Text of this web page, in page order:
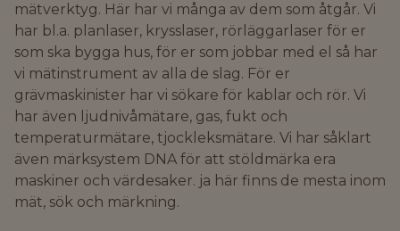
mätverktyg. Här har vi många av dem som åtgår. Vi
har bl.a. planlaser, krysslaser, rörläggarlaser för er
som ska bygga hus, för er som jobbar med el så har
vi mätinstrument av alla de slag. För er
grävmaskinister har vi sökare för kablar och rör. Vi
har även ljudnivåmätare, gas, fukt och
temperaturmätare, tjockleksmätare. Vi har såklart
även märksystem DNA för att stöldmärka era
maskiner och värdesaker. ja här finns de mesta inom
mät, sök och märkning.